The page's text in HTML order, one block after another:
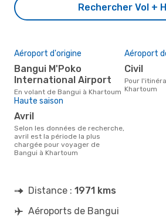
Rechercher Vol +
Aéroport d'origine
Bangui M'Poko
International Airport
En volant de Bangui à Khartoum
Aéroport
Civil
Pour l'itinéraire de Bangui à
Khartoum
Haute saison
avril
Selon les données de recherche,
avril est la période la plus
chargée pour voyager de
Bangui à Khartoum
Distance : 1971 kms
Aéroports de Bangui